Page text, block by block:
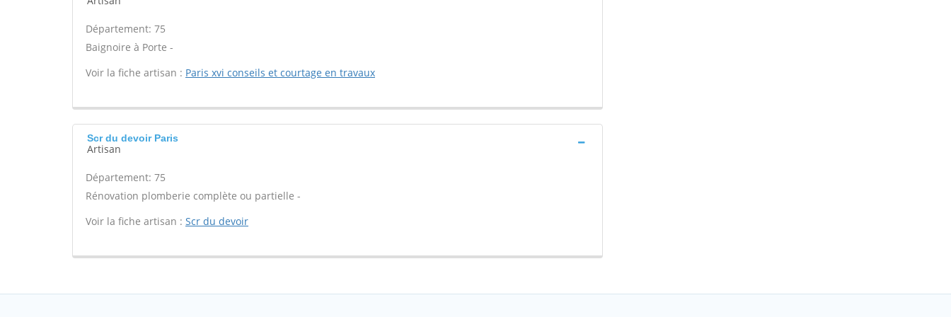
Département: 75
Baignoire à Porte -
Voir la fiche artisan : Paris xvi conseils et courtage en travaux
Scr du devoir Paris
Artisan
Département: 75
Rénovation plomberie complète ou partielle -
Voir la fiche artisan : Scr du devoir